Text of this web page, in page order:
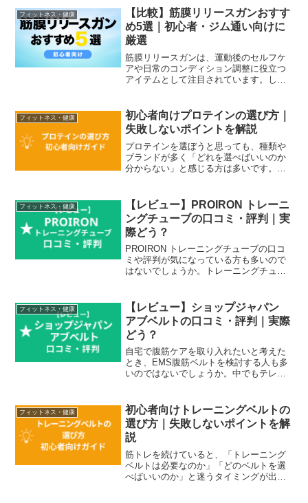
フィットネス・健康
【比較】筋膜リリースガンおすす
め5選｜初心者・ジム通い向けに
厳選
筋膜リリースガンは、運動後のセルフケ
アや日常のコンディション調整に役立つ
アイテムとして注目されています。しか
す。この記事では、筋膜リリースガン初
心者やジム通いの方に向け...
フィットネス・健康
初心者向けプロテインの選び方｜
失敗しないポイントを解説
プロテインを選ぼうと思っても、種類や
ブランドが多く「どれを選べばいいのか
分からない」と感じる方は多いです。特
になります。この記事では、初心者がプ
ロテインを選ぶときに押さ...
フィットネス・健康
【レビュー】PROIRON トレーニ
ングチューブの口コミ・評判｜実
際どう？
PROIRON トレーニングチューブの口コ
ミや評判が気になっている方も多いので
はないでしょうか。トレーニングチュー
って耐久性や強度、セット内容が異なり
ます。そのため、購...
フィットネス・健康
【レビュー】ショップジャパン
アブベルトの口コミ・評判｜実際
どう？
自宅で腹筋ケアを取り入れたいと考えた
とき、EMS腹筋ベルトを検討する人も多
いのではないでしょうか。中でもテレビ
腹筋ベルトは種類が多く、刺激の強さや
使いやすさ、装着方...
フィットネス・健康
初心者向けトレーニングベルトの
選び方｜失敗しないポイントを解
説
筋トレを続けていると、「トレーニング
ベルトは必要なのか」「どのベルトを選
べばいいのか」と迷うタイミングが出て